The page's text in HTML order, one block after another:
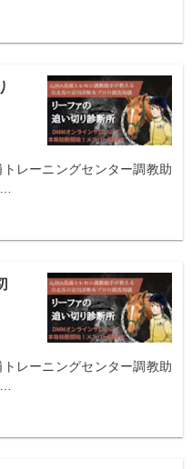
レーニングセンター調教助
…
レーニングセンター調教助
…